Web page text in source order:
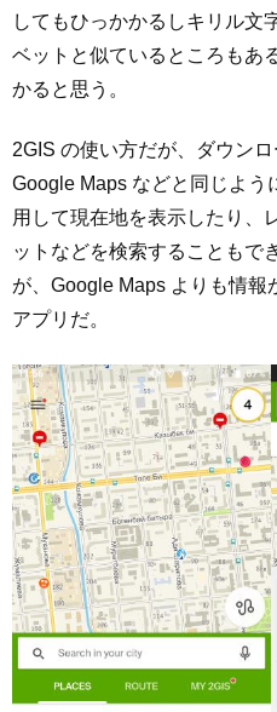
してもひっかかるしキリル文
ベットと似ているところもあ
かると思う。
2GIS の使い方だが、ダウン
Google Maps などと同じよう
用して現在地を表示したり、
ットなどを検索することもで
が、Google Maps よりも情報
アプリだ。